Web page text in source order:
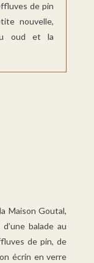
de pin
nouvelle,
oud et la
Maison Goutal,
balade au
de pin, de
écrin en verre